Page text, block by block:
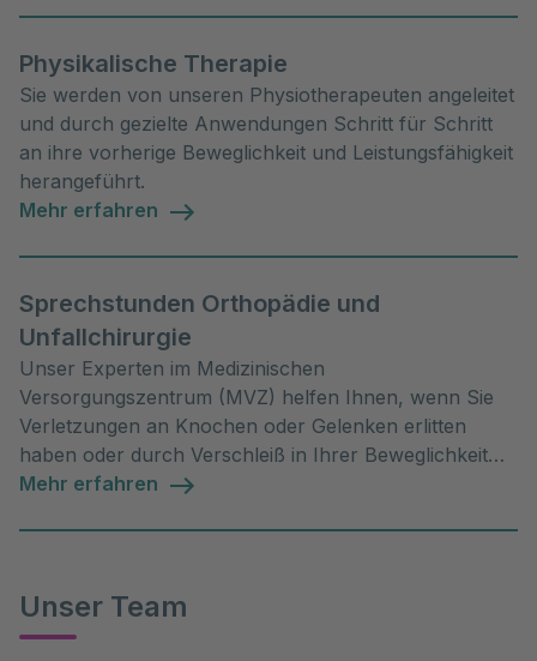
Physikalische Therapie
Sie werden von unseren Physiotherapeuten angeleitet
und durch gezielte Anwendungen Schritt für Schritt
an ihre vorherige Beweglichkeit und Leistungsfähigkeit
herangeführt.
Mehr erfahren
Sprechstunden Orthopädie und
Unfallchirurgie
Unser Experten im Medizinischen
Versorgungszentrum (MVZ) helfen Ihnen, wenn Sie
Verletzungen an Knochen oder Gelenken erlitten
haben oder durch Verschleiß in Ihrer Beweglichkeit
einschränkt sind. Hier finden Sie jegliche
Mehr erfahren
Unser Team